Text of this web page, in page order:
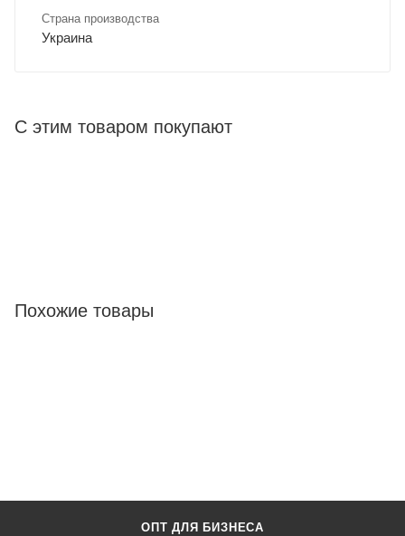
Страна производства
Украина
С этим товаром покупают
Похожие товары
ОПТ ДЛЯ БИЗНЕСА